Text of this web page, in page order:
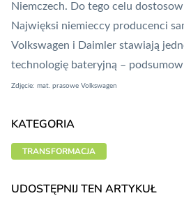
Niemczech. Do tego celu
Najwięksi niemieccy producenci
Volkswagen i Daimler stawiają
technologię bateryjną –
Zdjęcie: mat. prasowe Volkswagen
KATEGORIA
TRANSFORMACJA
UDOSTĘPNIJ TEN ARTYKUŁ